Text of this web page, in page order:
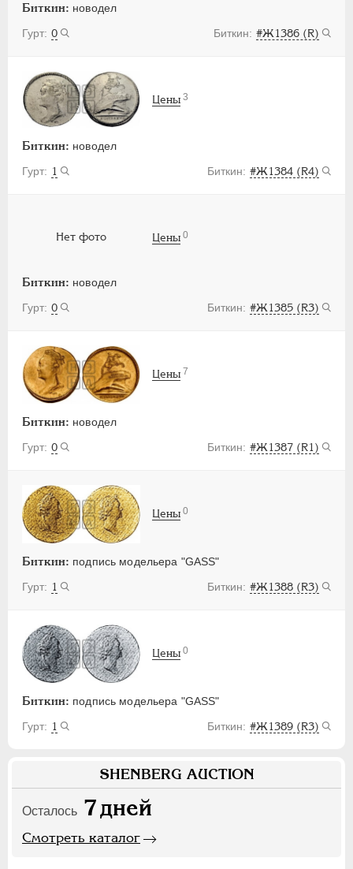
Биткин: новодел
0
#Ж1386 (R)
Биткин: новодел
1
#Ж1384 (R4)
Цены 3
Нет фото
Биткин: новодел
0
#Ж1385 (R3)
Цены 0
Биткин: новодел
0
#Ж1387 (R1)
Цены 7
Биткин: подпись модельера "GASS"
1
#Ж1388 (R3)
Цены 0
Биткин: подпись модельера "GASS"
1
#Ж1389 (R3)
Цены 0
SHENBERG AUCTION
Осталось 7дней
Смотреть каталог